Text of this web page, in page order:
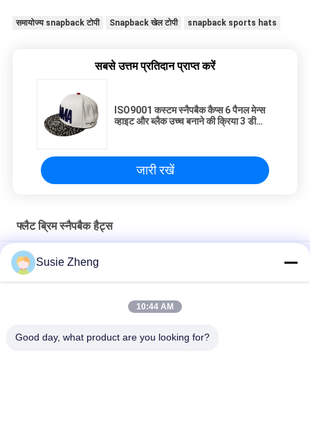
समायोज्य snapback टोपी Snapback खेल टोपी snapback sports hats
सबसे उत्तम प्रतिदान प्राप्त करें
ISO9001 कस्टम स्नैपबैक कैप्स 6 पैनल मेन्स
व्हाइट और ब्लैक उच्च बनाने की क्रिया 3 डी
जारी रखें
फ्लैट ब्रिम स्नैपबैक हैट्स
ओडीएम 100% कपास फैशन फ्लैट ब्रिम बेसबॉल हैट कोरियाई हिप हॉप कैप
पुरुषों के लिए कॉटन फ्लैट बिल गोर्रास 3 डी कशीदाकारी स्नैपबैक सलाम
Customized Design black embroidery national flag special
Susie Zheng
10:44 AM
Good day, what product are you looking for?